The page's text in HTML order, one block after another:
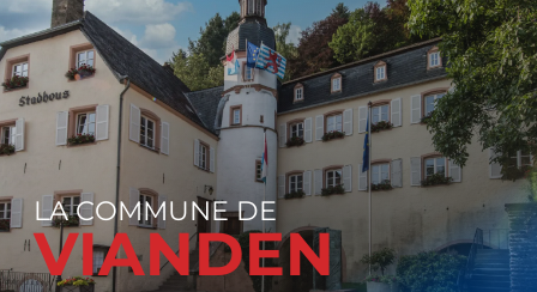
principal
LA COMMUNE DE
VIANDEN